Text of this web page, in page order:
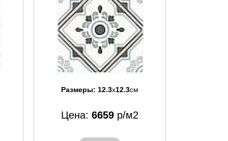
Размеры: 12.3x12.3см
Цена: 6659 р/м2